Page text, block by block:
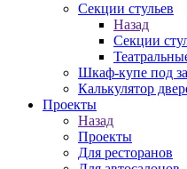
Секции стульев
Назад
Секции
Шкаф-купе под
Калькулятор
Проекты
Назад
Проекты
Для ресторанов